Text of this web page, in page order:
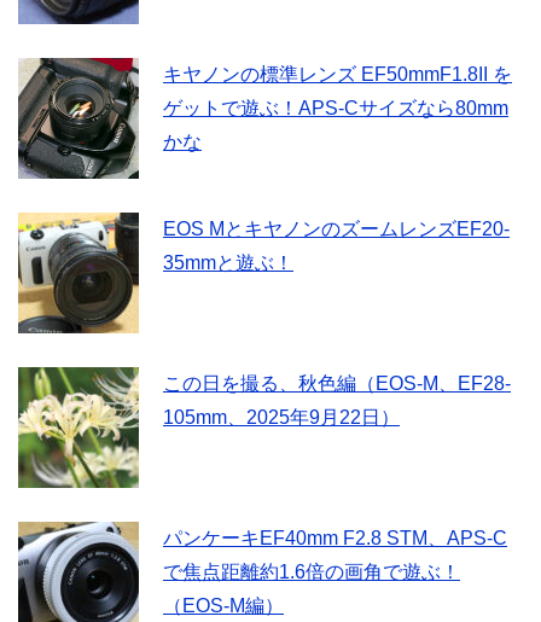
キヤノンの標準レンズ EF50mmF1.8II を
ゲットで遊ぶ！APS-Cサイズなら80mm
かな
EOS MとキヤノンのズームレンズEF20-
35mmと遊ぶ！
この日を撮る、秋色編（EOS-M、EF28-
105mm、2025年9月22日）
パンケーキEF40mm F2.8 STM、APS-C
で焦点距離約1.6倍の画角で遊ぶ！
（EOS-M編）